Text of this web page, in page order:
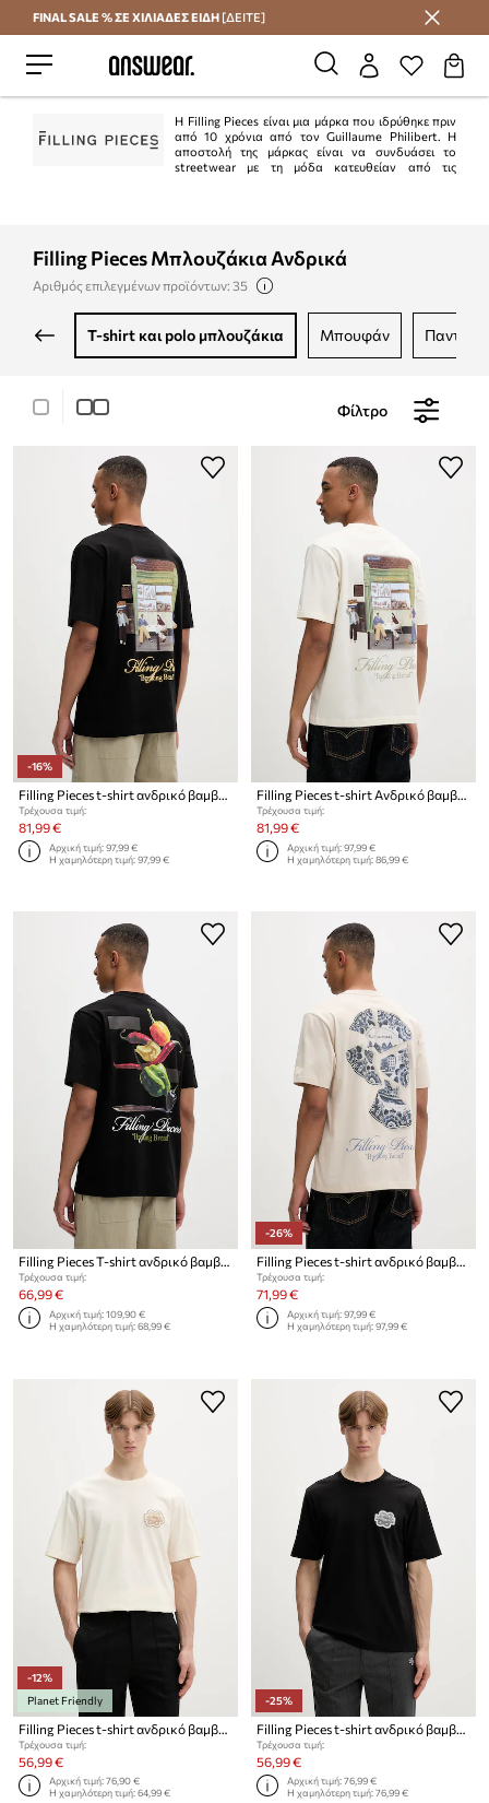
Εξοικονομήστε με το Answear Club
FINAL SALE % ΣΕ ΧΙΛΙΑΔΕΣ ΕΙΔΗ [ΔΕΙΤΕ]
Η Filling Pieces είναι μια μάρκα που ιδρύθηκε πριν
από 10 χρόνια από τον Guillaume Philibert. Η
αποστολή της μάρκας είναι να συνδυάσει το
streetwear με τη μόδα κατευθείαν από τις
Filling Pieces Μπλουζάκια Ανδρικά
Αριθμός επιλεγμένων προϊόντων: 35
t-shirt και polo μπλουζάκια μπουφάν
Φίλτρο
-16%
Filling Pieces t-shirt ανδρικό βαμβακερό Bakery
Τρέχουσα τιμή:
81,99 €
Αρχική τιμή:97,99 €
Η χαμηλότερη τιμή:97,99 €
Filling Pieces t-shirt Ανδρικό βαμβακερό Bakery
Τρέχουσα τιμή:
81,99 €
Αρχική τιμή:97,99 €
Η χαμηλότερη τιμή:86,99 €
Filling Pieces T-shirt ανδρικό βαμβακερό Pepper
Τρέχουσα τιμή:
66,99 €
Αρχική τιμή:109,90 €
Η χαμηλότερη τιμή:68,99 €
-26%
Filling Pieces t-shirt ανδρικό βαμβακερό Broken Plate
Τρέχουσα τιμή:
71,99 €
Αρχική τιμή:97,99 €
Η χαμηλότερη τιμή:97,99 €
-12%
Planet Friendly
Τρέχουσα τιμή:
56,99 €
Αρχική τιμή:76,90 €
Η χαμηλότερη τιμή:64,99 €
-25%
Τρέχουσα τιμή:
56,99 €
Αρχική τιμή:76,99 €
Η χαμηλότερη τιμή:76,99 €